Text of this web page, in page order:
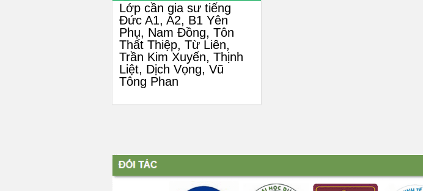
Lớp cần gia sư tiếng
Đức A1, A2, B1 Yên
Phụ, Nam Đồng, Tôn
Thất Thiệp, Từ Liên,
Trần Kim Xuyến, Thịnh
Liệt, Dịch Vọng, Vũ
Tông Phan